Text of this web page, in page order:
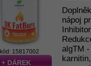
kód: 15817002
+ DÁREK
nápoj
algTM